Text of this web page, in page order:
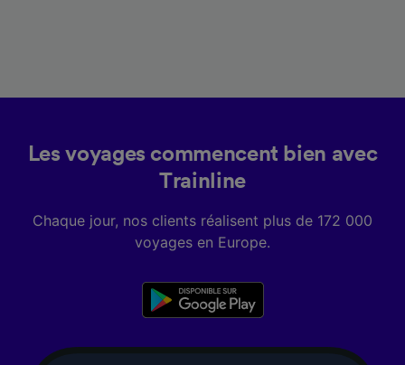
Les voyages commencent bien avec
Trainline
Chaque jour, nos clients réalisent plus de 172 000
voyages en Europe.